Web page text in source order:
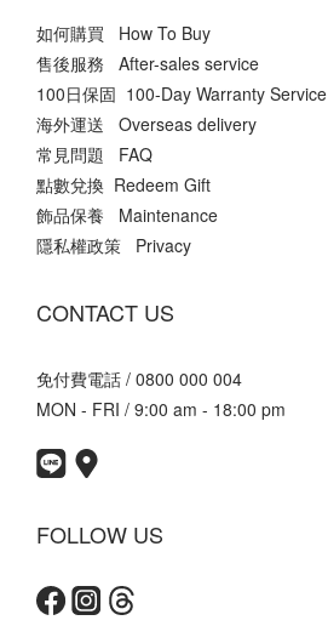
如何購買 How To Buy
售後服務 After-sales service
100日保固 100-Day Warranty Service
海外運送 Overseas delivery
常見問題 FAQ
點數兌換 Redeem Gift
飾品保養 Maintenance
隱私權政策 Privacy
CONTACT US
免付費電話 / 0800 000 004
MON - FRI / 9:00 am - 18:00 pm
FOLLOW US